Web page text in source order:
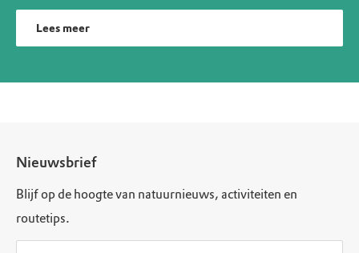
Lees meer
Nieuwsbrief
Blijf op de hoogte van natuurnieuws, activiteiten en
routetips.